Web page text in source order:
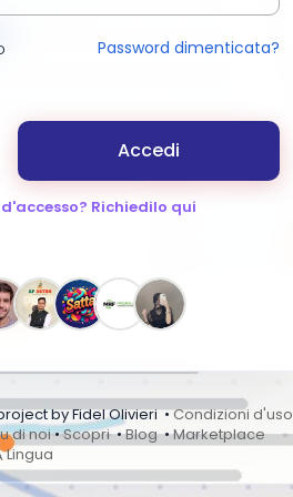
Password dimenticata?
Accedi
Richiedilo qui
by Fidel Olivieri •Condizioni d'uso
di noi•Scopri•Blog•Marketplace
Lingua